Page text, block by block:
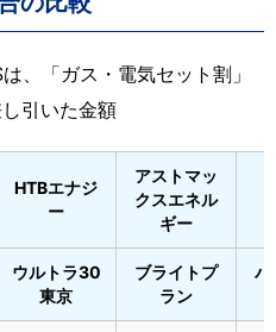
、「ガス・電気セット割」
引いた金額
HTBエナジ
ー
アストマッ
クスエネル
ギー
ウルトラ30
東京
ブライトプ
ラン
パ